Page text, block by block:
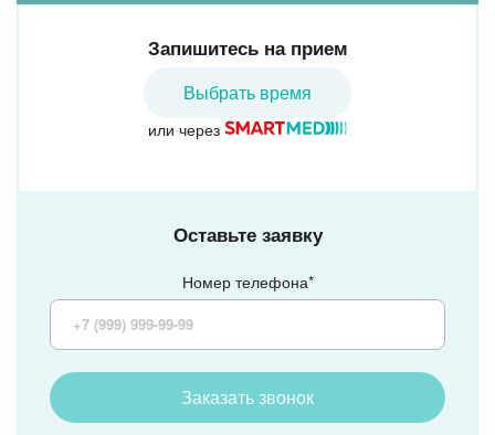
Оставьте заявку
Номер телефона*
Заказать звонок
Запишитесь на прием
Выбрать время
или через